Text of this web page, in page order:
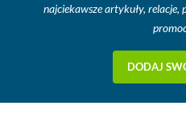
najciekawsze artykuły,
DODAJ